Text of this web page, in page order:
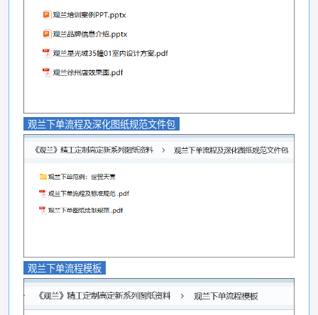
观兰下单流程及深化图纸规范文件包
观兰下单流程模板